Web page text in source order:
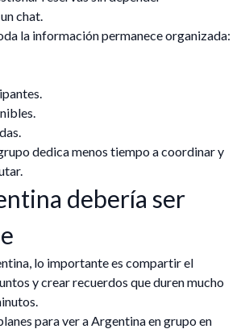
chat.
la información permanece organizada:
dedica menos tiempo a coordinar y
debería ser
lo importante es compartir el
y crear recuerdos que duren mucho
para ver a Argentina en grupo en